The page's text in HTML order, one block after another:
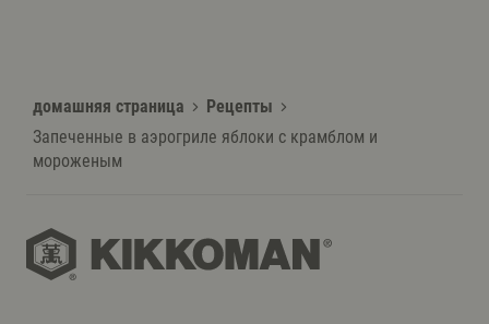
домашняя страница
Рецепты
Запеченные в аэрогриле яблоки с крамблом и
мороженым